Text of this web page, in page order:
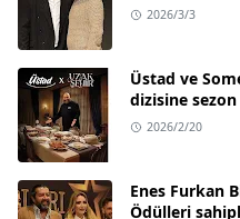
2026/3/3
Üstad ve
dizisine
2026/2/20
Enes Furkan
Ödülleri